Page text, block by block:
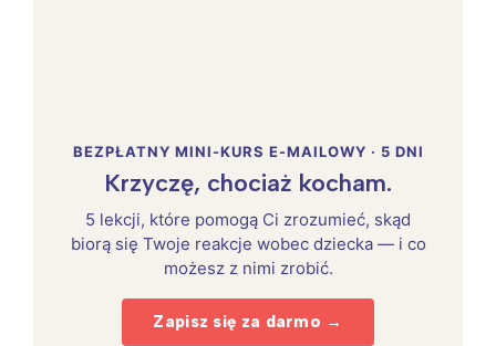
BEZPŁATNY MINI-KURS E-MAILOWY · 5 DNI
Krzyczę, chociaż kocham.
5 lekcji, które pomogą Ci zrozumieć, skąd
biorą się Twoje reakcje wobec dziecka — i co
możesz z nimi zrobić.
Zapisz się za darmo →